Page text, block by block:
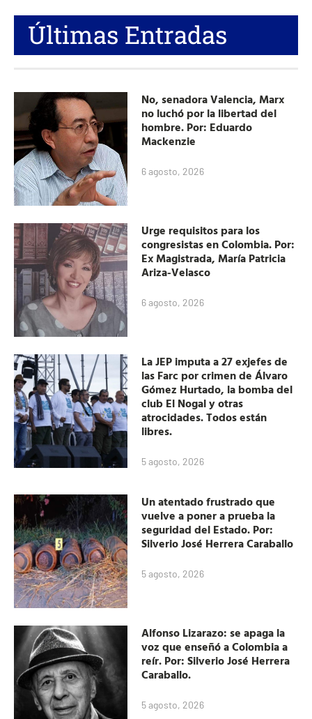
Últimas Entradas
No, senadora Valencia, Marx
no luchó por la libertad del
hombre. Por: Eduardo
Mackenzie
6 agosto, 2026
Urge requisitos para los
congresistas en Colombia. Por:
Ex Magistrada, María Patricia
Ariza-Velasco
6 agosto, 2026
La JEP imputa a 27 exjefes de
las Farc por crimen de Álvaro
Gómez Hurtado, la bomba del
club El Nogal y otras
atrocidades. Todos están
libres.
5 agosto, 2026
Un atentado frustrado que
vuelve a poner a prueba la
seguridad del Estado. Por:
Silverio José Herrera Caraballo
5 agosto, 2026
Alfonso Lizarazo: se apaga la
voz que enseñó a Colombia a
reír. Por: Silverio José Herrera
Caraballo.
5 agosto, 2026